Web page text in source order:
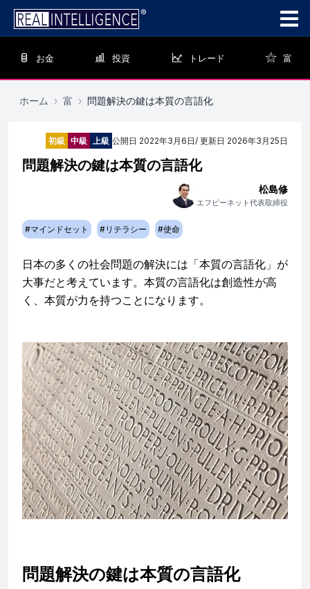
お金 投資 トレード 富
ホーム › 富 › 問題解決の鍵は本質の言語化
初級 中級 上級 公開日 2022年3月6日/ 更新日 2026年3月25日
問題解決の鍵は本質の言語化
松島修
エフピーネット代表取締役
#マインドセット #リテラシー #使命
日本の多くの社会問題の解決には「本質の言語化」が
大事だと考えています。本質の言語化は創造性が高
く、本質が力を持つことになります。
問題解決の鍵は本質の言語化